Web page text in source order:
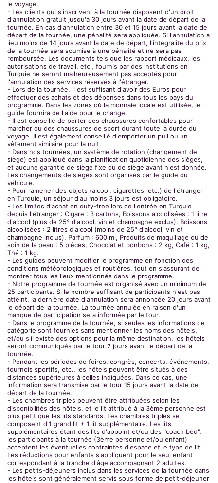
le voyage.
- Les clients qui s'inscrivent à la tournée disposent d'un droit
d'annulation gratuit jusqu'à 30 jours avant la date de départ de la
tournée. En cas d'annulation entre 30 et 15 jours avant la date de
départ de la tournée, une pénalité sera appliquée. Si l'annulation a
lieu moins de 14 jours avant la date de départ, l'intégralité du prix
de la tournée sera soumise à une pénalité et ne sera pas
remboursée. Les documents tels que les rapport médicaux, les
autorisations de travail, etc., fournis par des institutions en
Turquie ne seront malheureusement pas acceptés pour
l'annulation des services réservés à l'étranger.
- Lors de la tournée, il est suffisant d'avoir des Euros pour
effectuer des achats et des dépenses dans tous les pays du
programme. Dans les zones où la monnaie locale est utilisée, le
guide fournira de l'aide pour le change.
- Il est conseillé de porter des chaussures confortables pour
marcher ou des chaussures de sport durant toute la durée du
voyage. Il est également conseillé d'emporter un pull ou un
vêtement similaire pour la nuit.
- Dans nos tournées, un système de rotation (changement de
siège) est appliqué dans la planification quotidienne des sièges,
et aucune garantie de siège fixe ou de siège avant n'est donnée.
Les changements de sièges sont organisés par le guide du
véhicule.
- Pour ramener des objets (alcool, cigarettes, etc.) de l'étranger
en Turquie, un séjour d'au moins 3 jours est obligatoire.
- Les limites d'achat en duty-free lors de l'entrée en Turquie
depuis l'étranger : Cigare : 3 cartons, Boissons alcoolisées : 1 litre
d'alcool (plus de 25° d'alcool, vin et champagne exclus), Boissons
alcoolisées : 2 litres d'alcool (moins de 25° d'alcool, vin et
champagne inclus), Parfum : 600 ml, Produits de maquillage ou de
soin de la peau : 5 pièces, Chocolat et bonbons : 2 kg, Café : 1 kg,
Thé : 1 kg.
- Les guides peuvent modifier le programme en fonction des
conditions météorologiques et routières, tout en s'assurant de
montrer tous les lieux mentionnés dans le programme.
- Notre programme de tournée est organisé avec un minimum de
25 participants. Si le nombre suffisant de participants n'est pas
atteint, la dernière date d'annulation sera annoncée 20 jours avant
le départ de la tournée. La tournée annulée en raison d'un
manque de participation sera informée par le tour.
- Dans le programme de la tournée, si seules les informations de
catégorie sont fournies sans mentionner les noms des hôtels,
et/ou s'il existe des options pour la même destination, les hôtels
seront communiqués par le tour 2 jours avant le départ de la
tournée.
- Pendant les périodes de foires, congrès, concerts, événements,
tournois sportifs, etc., les hôtels peuvent être situés à des
distances supérieures à celles indiquées. Dans ce cas, une
information sera transmise par le tour 15 jours avant la date de
départ de la tournée.
- Les chambres triples peuvent être attribuées selon les
disponibilités des hôtels, et le lit attribué à la 3ème personne est
plus petit que les lits standards. Les chambres triples se
composent d'1 grand lit + 1 lit supplémentaire. Les lits
supplémentaires étant des lits d'appoint et/ou des "coach bed",
les participants à la tournée (3ème personne et/ou enfant)
acceptent les éventuelles contraintes d'espace et le type de lit.
Les réductions pour enfants s'appliquent pour le seul enfant
correspondant à la tranche d'âge accompagnant 2 adultes.
- Les petits-déjeuners inclus dans les services de la tournée dans
les hôtels sont généralement servis sous forme de petit-déjeuner